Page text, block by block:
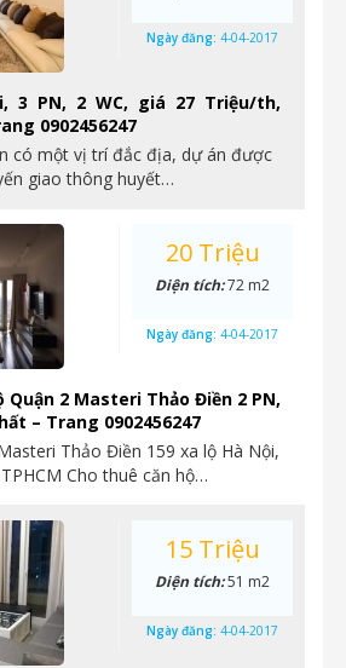
3 PN, 2 WC, giá 27 Triệu/th,
0902456247
có một vị trí đắc địa, dự án được
giao thông huyết…
Ngày đăng: 4-04-2017
Quận 2 Masteri Thảo Điền 2 PN,
– Trang 0902456247
Thảo Điền 159 xa lộ Hà Nội,
Cho thuê căn hộ…
20 Triệu
Diện tích:72 m2
Ngày đăng: 4-04-2017
15 Triệu
Diện tích:51 m2
Ngày đăng: 4-04-2017